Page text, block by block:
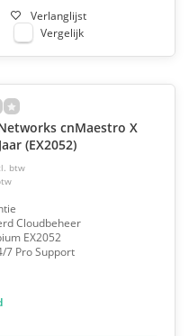
Verlanglijst
Vergelijk
cnMaestro X
(EX2052)
btw
Cloudbeheer
EX2052
7 Pro Support